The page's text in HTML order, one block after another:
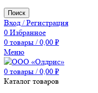
Поиск
Вход / Регистрация
0 Избранное
0 товары / 0,00 ₽
Меню
0 товары / 0,00 ₽
Каталог товаров